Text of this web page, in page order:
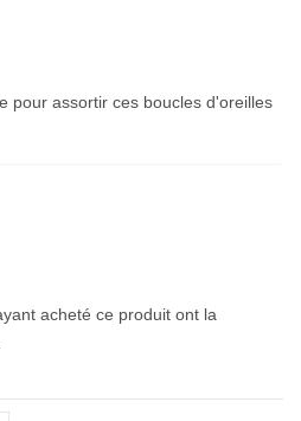
pour assortir ces boucles d'oreilles
acheté ce produit ont la